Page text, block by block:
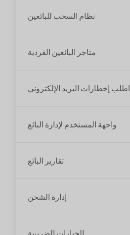
نظام السحب للبائعين
متاجر البائعين الفردية
اطلب إخطارات البريد الإلكتروني
واجهة المستخدم لإدارة البائع
تقارير البائع
إدارة الشحن
الخيارات الضريبية